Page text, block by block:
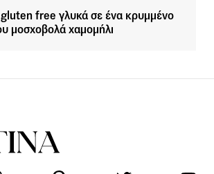
gluten free γλυκά σε ένα κρυμμένο
μοσχοβολά χαμομήλι